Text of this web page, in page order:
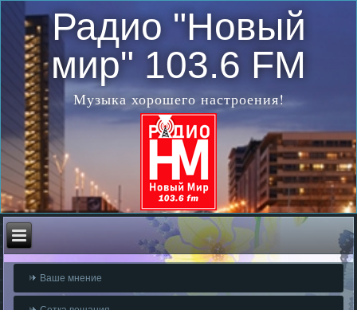
Радио "Новый
мир" 103.6 FM
Музыка хорошего настроения!
Ваше мнение